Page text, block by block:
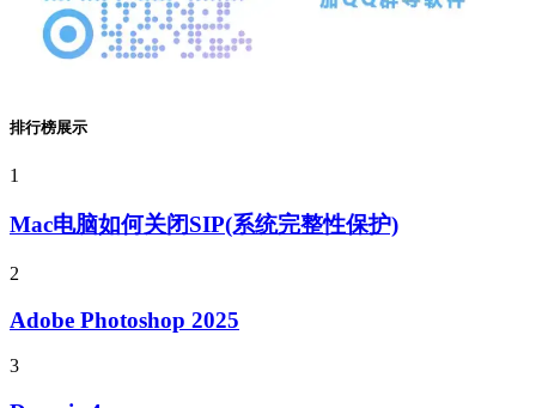
排行榜展示
1
Mac电脑如何关闭SIP(系统完整性保护)
2
Adobe Photoshop 2025
3